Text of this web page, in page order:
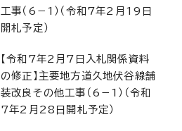
工事（6－1）（令和7年2月19日
開札予定）
【令和7年2月7日入札関係資料
の修正】主要地方道久地伏谷線舗
装改良その他工事（6－1）（令和
7年2月28日開札予定）